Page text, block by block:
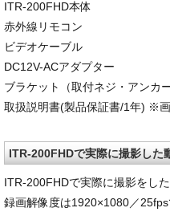
ITR-200FHD本体
赤外線リモコン
ビデオケーブル
DC12V-ACアダプター
ブラケット（取付ネジ・アンカー
取扱説明書(製品保証書/1年) ※
ITR-200FHDで実際に撮影した
ITR-200FHDで実際に撮影をし
録画解像度は1920×1080／25fps